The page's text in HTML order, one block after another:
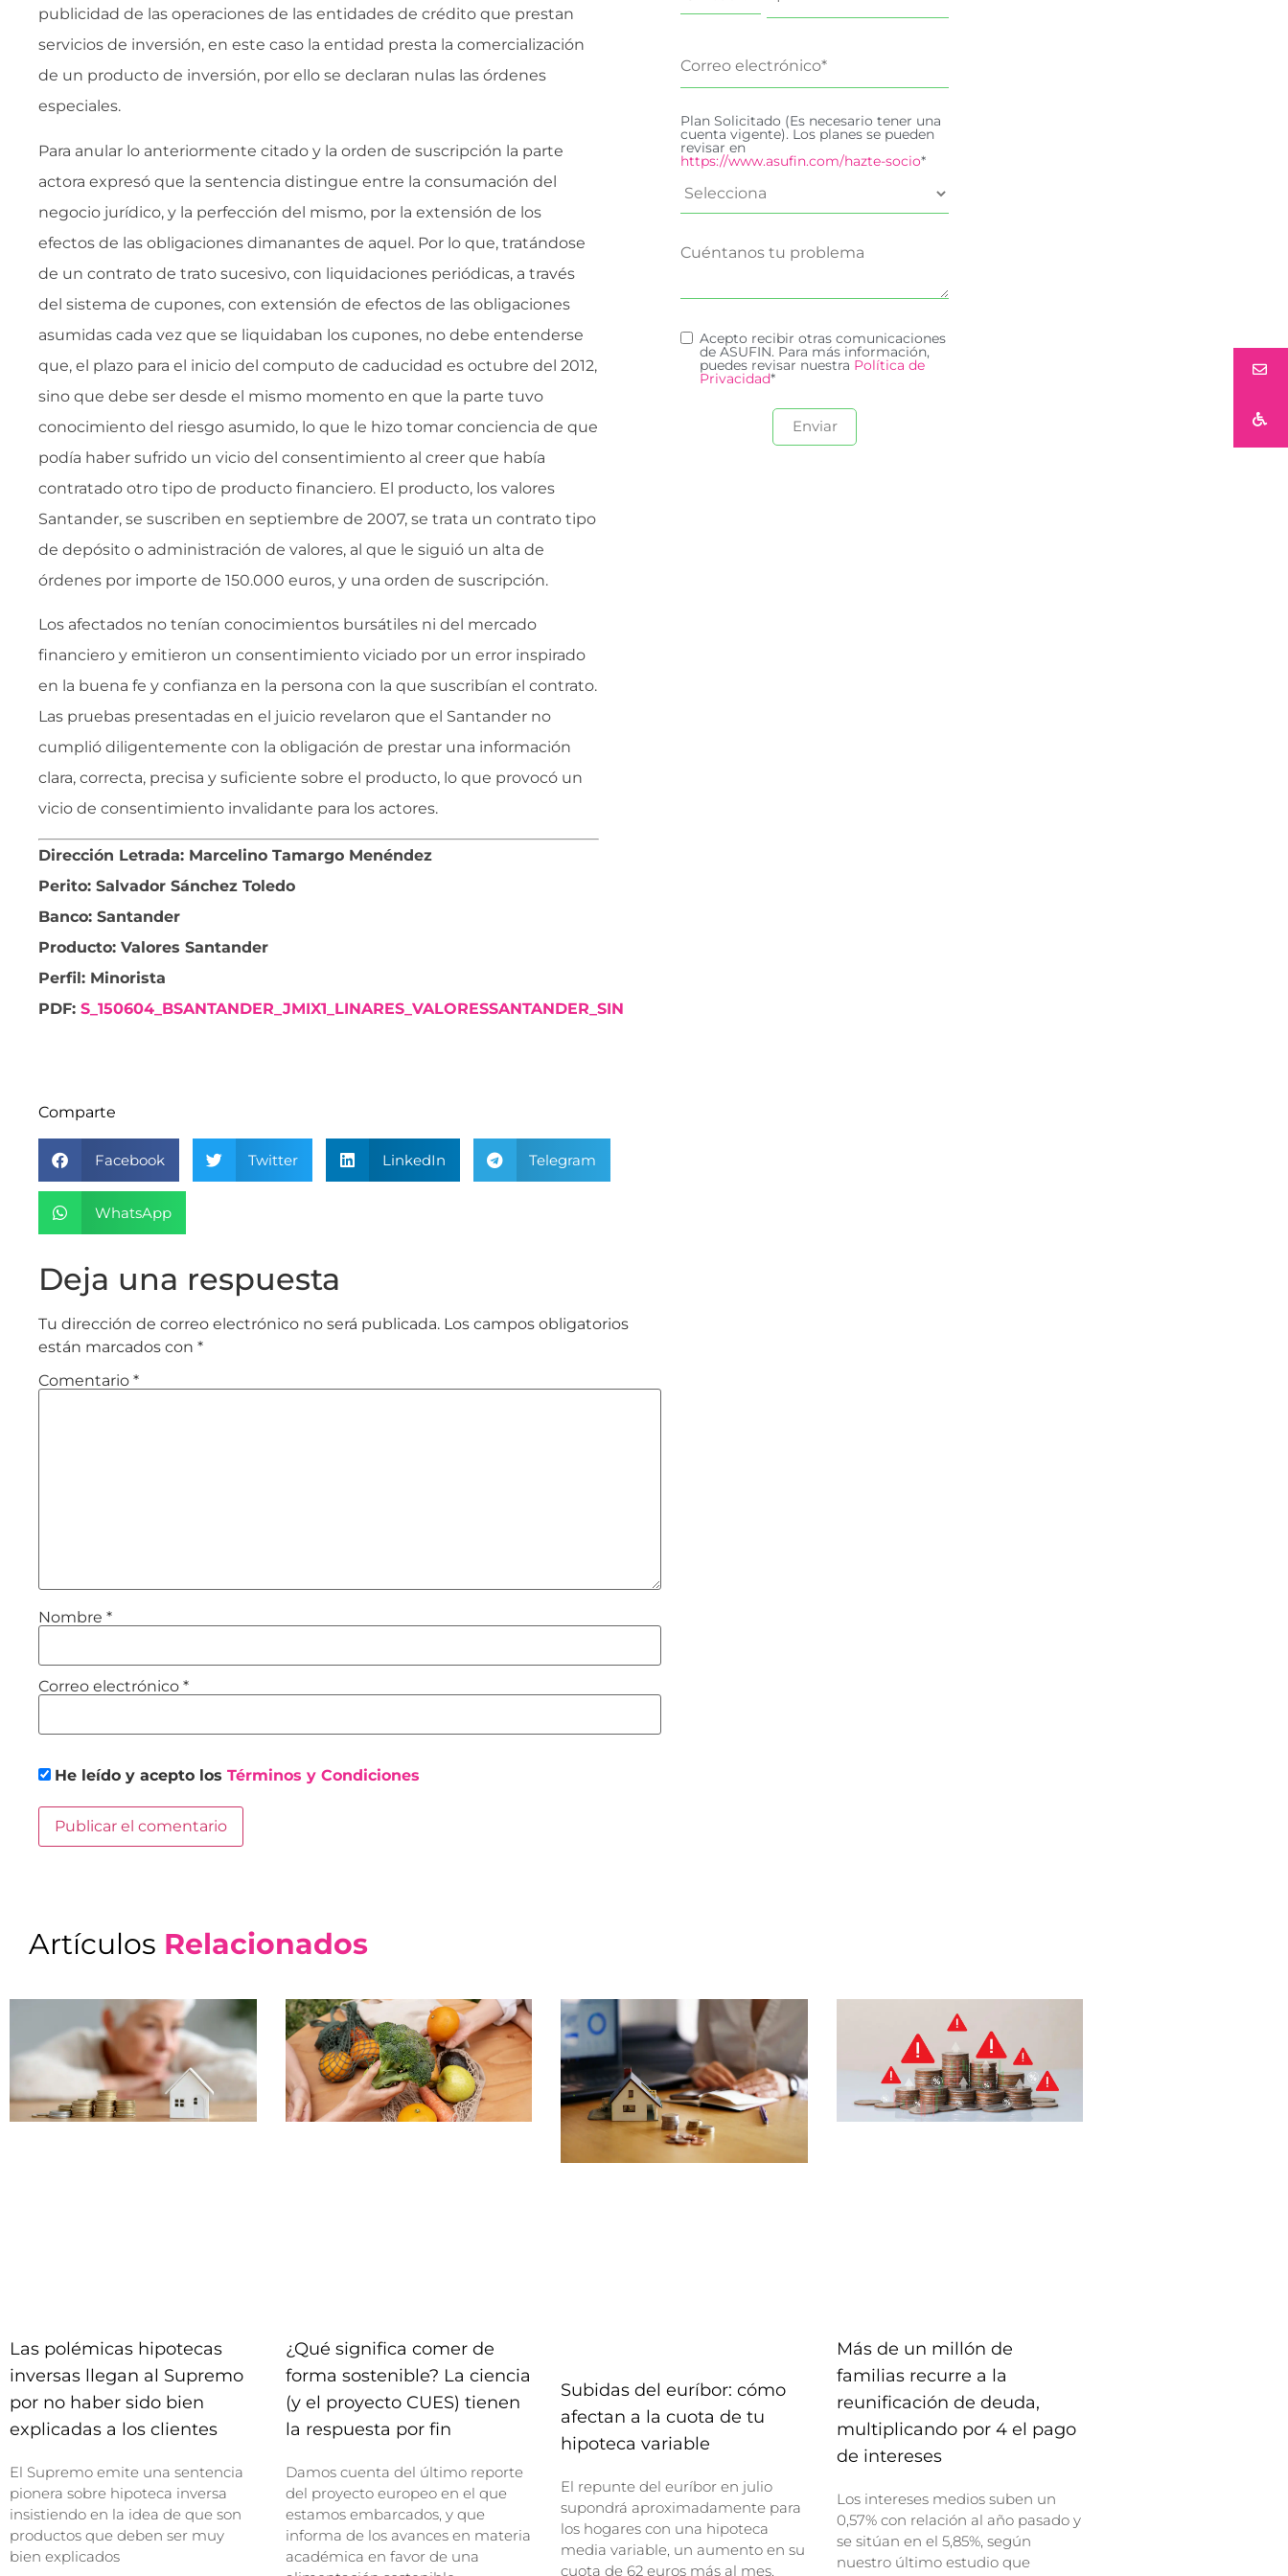
publicidad de las operaciones de las entidades de crédito que prestan
servicios de inversión, en este caso la entidad presta la comercialización
de un producto de inversión, por ello se declaran nulas las órdenes
especiales.
Para anular lo anteriormente citado y la orden de suscripción la parte
actora expresó que la sentencia distingue entre la consumación del
negocio jurídico, y la perfección del mismo, por la extensión de los
efectos de las obligaciones dimanantes de aquel. Por lo que, tratándose
de un contrato de trato sucesivo, con liquidaciones periódicas, a través
del sistema de cupones, con extensión de efectos de las obligaciones
asumidas cada vez que se liquidaban los cupones, no debe entenderse
que, el plazo para el inicio del computo de caducidad es octubre del 2012,
sino que debe ser desde el mismo momento en que la parte tuvo
conocimiento del riesgo asumido, lo que le hizo tomar conciencia de que
podía haber sufrido un vicio del consentimiento al creer que había
contratado otro tipo de producto financiero. El producto, los valores
Santander, se suscriben en septiembre de 2007, se trata un contrato tipo
de depósito o administración de valores, al que le siguió un alta de
órdenes por importe de 150.000 euros, y una orden de suscripción.
Los afectados no tenían conocimientos bursátiles ni del mercado
financiero y emitieron un consentimiento viciado por un error inspirado
en la buena fe y confianza en la persona con la que suscribían el contrato.
Las pruebas presentadas en el juicio revelaron que el Santander no
cumplió diligentemente con la obligación de prestar una información
clara, correcta, precisa y suficiente sobre el producto, lo que provocó un
vicio de consentimiento invalidante para los actores.
Dirección Letrada: Marcelino Tamargo Menéndez
Perito: Salvador Sánchez Toledo
Banco: Santander
Producto: Valores Santander
Perfil: Minorista
PDF: S_150604_BSANTANDER_JMIX1_LINARES_VALORESSANTANDER_SIN
Comparte
Facebook Twitter LinkedIn Telegram
WhatsApp
Deja una respuesta
Tu dirección de correo electrónico no será publicada. Los campos obligatorios
están marcados con *
Comentario *
Nombre *
Correo electrónico *
He leído y acepto los Términos y Condiciones
Plan Solicitado (Es necesario tener una
cuenta vigente). Los planes se pueden
revisar en
https://www.asufin.com/hazte-socio*
Acepto recibir otras comunicaciones
de ASUFIN. Para más información,
puedes revisar nuestra Política de
Privacidad*
Artículos Relacionados
Las polémicas hipotecas
inversas llegan al Supremo
por no haber sido bien
explicadas a los clientes
El Supremo emite una sentencia
pionera sobre hipoteca inversa
insistiendo en la idea de que son
productos que deben ser muy
bien explicados
¿Qué significa comer de
forma sostenible? La ciencia
(y el proyecto CUES) tienen
la respuesta por fin
Damos cuenta del último reporte
del proyecto europeo en el que
estamos embarcados, y que
informa de los avances en materia
académica en favor de una
Subidas del euríbor: cómo
afectan a la cuota de tu
hipoteca variable
El repunte del euríbor en julio
supondrá aproximadamente para
los hogares con una hipoteca
media variable, un aumento en su
cuota de 62 euros más al mes.
Más de un millón de
familias recurre a la
reunificación de deuda,
multiplicando por 4 el pago
de intereses
Los intereses medios suben un
0,57% con relación al año pasado y
se sitúan en el 5,85%, según
nuestro último estudio que